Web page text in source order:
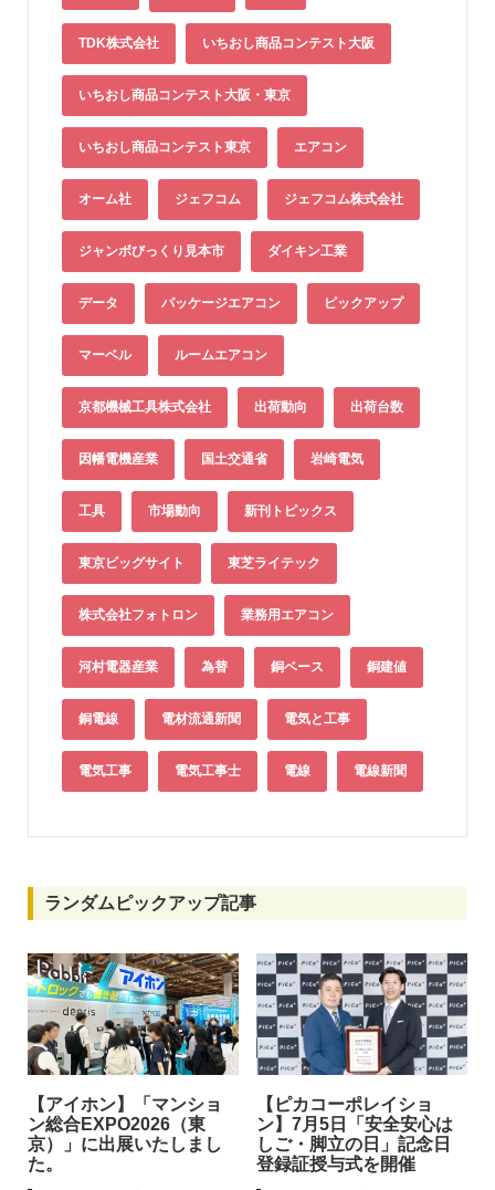
TDK株式会社 いちおし商品コンテスト大阪
いちおし商品コンテスト大阪・東京
いちおし商品コンテスト東京 エアコン
オーム社 ジェフコム ジェフコム株式会社
ジャンボびっくり見本市 ダイキン工業
データ パッケージエアコン ピックアップ
マーベル ルームエアコン
京都機械工具株式会社 出荷動向 出荷台数
因幡電機産業 国土交通省 岩崎電気
工具 市場動向 新刊トピックス
東京ビッグサイト 東芝ライテック
株式会社フォトロン 業務用エアコン
河村電器産業 為替 銅ベース 銅建値
銅電線 電材流通新聞 電気と工事
電気工事 電気工事士 電線 電線新聞
ランダムピックアップ記事
【アイホン】「マンショ
ン総合EXPO2026（東
京）」に出展いたしまし
た。
【ピカコーポレイショ
ン】7月5日「安全安心は
しご・脚立の日」記念日
登録証授与式を開催